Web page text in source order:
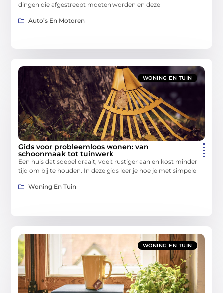
dingen die afgestreept moeten worden en deze
Auto’s En Motoren
WONING EN TUIN
Gids voor probleemloos wonen: van
schoonmaak tot tuinwerk
Een huis dat soepel draait, voelt rustiger aan en kost minder
tijd om bij te houden. In deze gids leer je hoe je met simpele
Woning En Tuin
WONING EN TUIN